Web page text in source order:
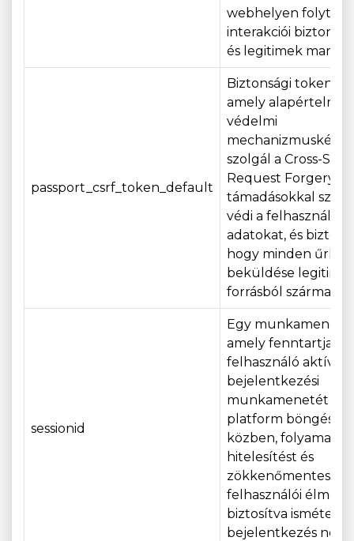
webhelyen
interakciói
és legitimek
passport_csrf_token_default
Biztonsági token
amely
védelmi
mechanizmusként
szolgál a Cross-Site
Request Forgery
támadásokkal
védi a felhasználói
adatokat, és
hogy minden űrlap
beküldése legitim
forrásból
sessionid
Egy munkamenet-
amely fenntartja a
felhasználó aktív
bejelentkezési
munkamenetét a
platform
közben, folyamatos
hitelesítést és
zökkenőmentes
felhasználói
biztosítva ismételt
bejelentkezés